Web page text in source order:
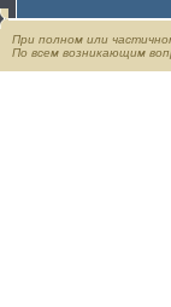
При полном или
По всем возникающим